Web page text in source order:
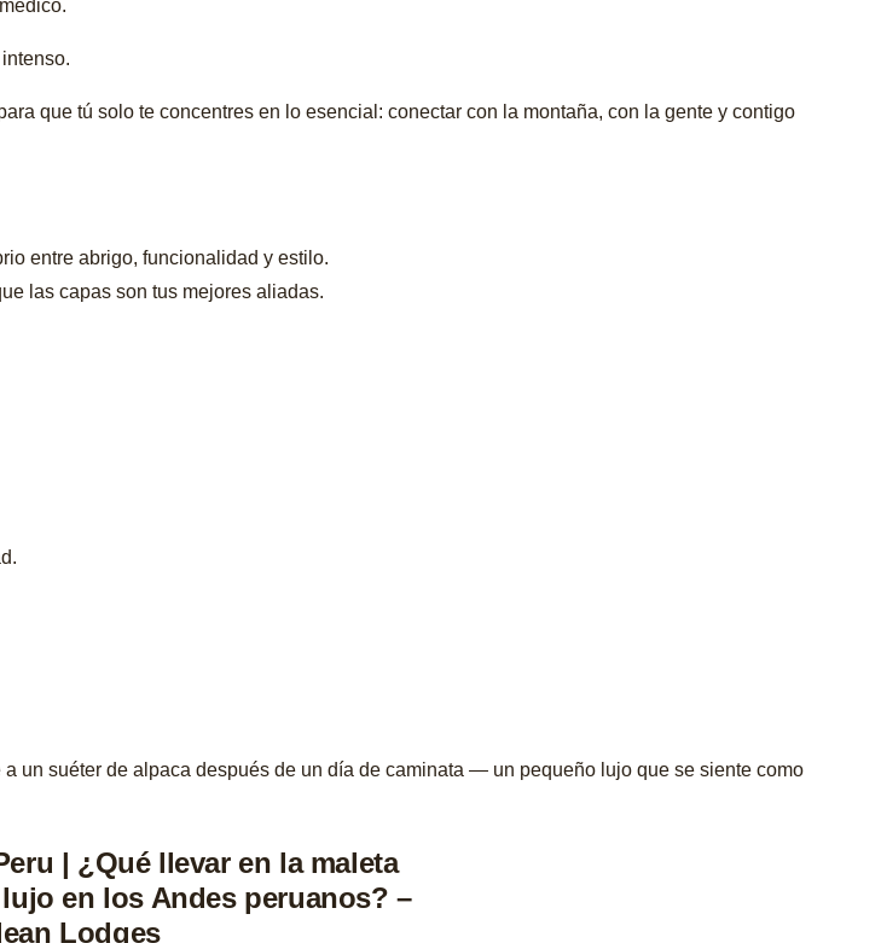
que tú solo te concentres en lo esencial: conectar con la montaña, con la gente y contigo
entre abrigo, funcionalidad y estilo.
las capas son tus mejores aliadas.
un suéter de alpaca después de un día de caminata — un pequeño lujo que se siente como